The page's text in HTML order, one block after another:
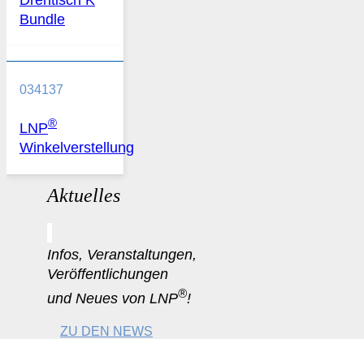
Bundle
034137
LNP®
Winkelverstellung
Aktuelles
Infos, Veranstaltungen,
Veröffentlichungen
und Neues von LNP®!
ZU DEN NEWS